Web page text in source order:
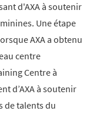
d'AXA à soutenir
Une étape
AXA a obtenu
centre
Centre à
d’AXA à soutenir
de talents du